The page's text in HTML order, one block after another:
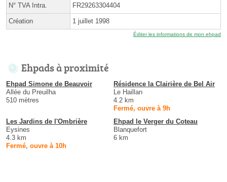
N° TVA Intra. FR29263304404
Création 1 juillet 1998
Éditer les informations de mon ehpad
Ehpads à proximité
Ehpad Simone de Beauvoir
Allée du Preuilha
510 mètres
Résidence la Clairière de Bel Air
Le Haillan
4.2 km
Fermé, ouvre à 9h
Les Jardins de l'Ombrière
Eysines
4.3 km
Fermé, ouvre à 10h
Ehpad le Verger du Coteau
Blanquefort
6 km